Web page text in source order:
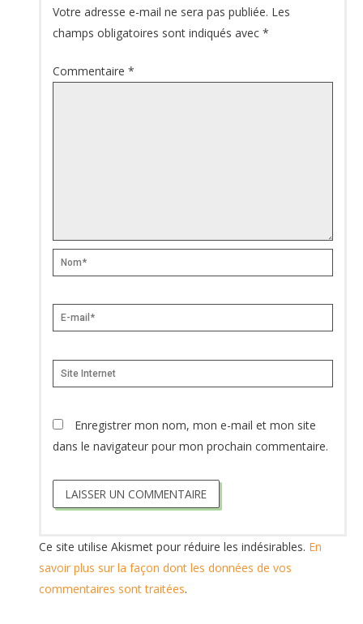
Votre adresse e-mail ne sera pas publiée. Les
champs obligatoires sont indiqués avec *
Commentaire *
Nom*
E-
mail*
Site
Internet
Enregistrer mon nom, mon e-mail et mon site
dans le navigateur pour mon prochain commentaire.
Ce site utilise Akismet pour réduire les indésirables. En
savoir plus sur la façon dont les données de vos
commentaires sont traitées.